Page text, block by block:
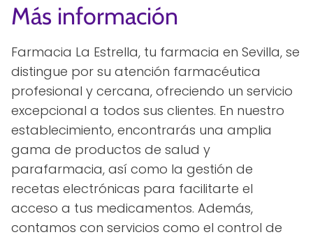
Más información
Farmacia La Estrella, tu farmacia en Sevilla, se
distingue por su atención farmacéutica
profesional y cercana, ofreciendo un servicio
excepcional a todos sus clientes. En nuestro
establecimiento, encontrarás una amplia
gama de productos de salud y
parafarmacia, así como la gestión de
recetas electrónicas para facilitarte el
acceso a tus medicamentos. Además,
contamos con servicios como el control de